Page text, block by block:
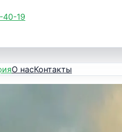
40-19
О насКонтакты